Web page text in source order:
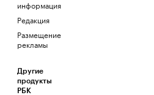
информация
Редакция
Размещение
рекламы
Другие
продукты
РБК